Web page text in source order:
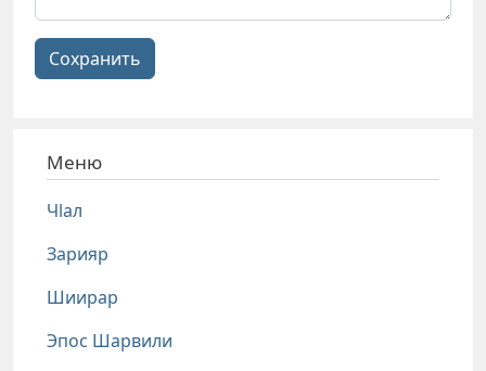
Сохранить
Меню
Чlал
Зарияр
Шиирар
Эпос Шарвили